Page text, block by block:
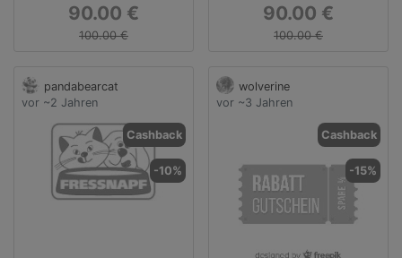
90.00 €
100.00 €
90.00 €
100.00 €
pandabearcat
vor ~2 Jahren
Cashback
-10%
wolverine
vor ~3 Jahren
Cashback
-15%